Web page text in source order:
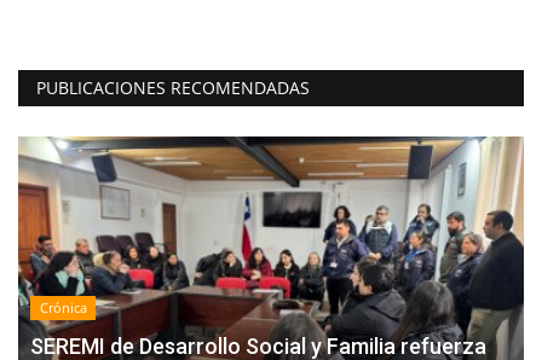
PUBLICACIONES RECOMENDADAS
Crónica
SEREMI de Desarrollo Social y Familia refuerza